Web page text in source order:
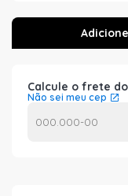
Calcule o frete
Não sei meu cep